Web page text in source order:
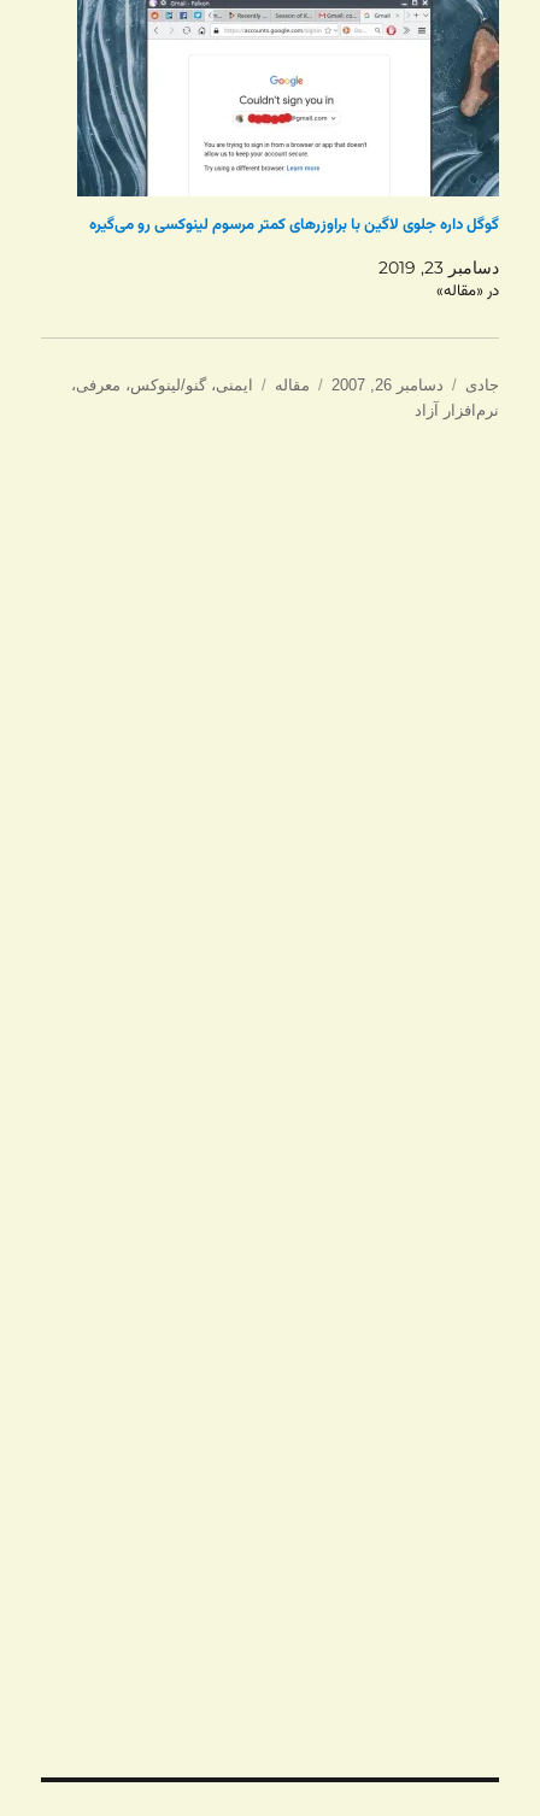
گوگل داره جلوی لاگین با براوزرهای کمتر مرسوم لینوکسی رو می‌گیره
دسامبر 23, 2019
در «مقاله»
نویسنده
جادی
ارسال
شده
دسامبر 26, 2007 دسته‌ها
مقاله برچسب‌ها
ایمنی،گنو/لینوکس، معرفی،
نرم‌افزار آزاد